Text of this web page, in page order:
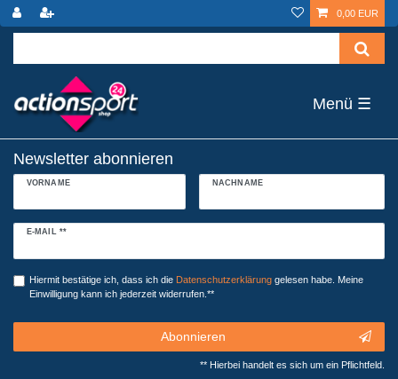
0,00 EUR
☰
Newsletter abonnieren
VORNAME NACHNAME
E-MAIL **
Newsletter
Hiermit bestätige ich, dass ich die Daten­schutz­erklärunggelesen habe. Meine
Einwilligung kann ich jederzeit widerrufen.**
Abonnieren
** Hierbei handelt es sich um ein Pflichtfeld.